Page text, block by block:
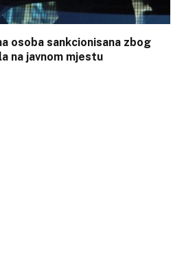
osoba sankcionisana zbog
na javnom mjestu